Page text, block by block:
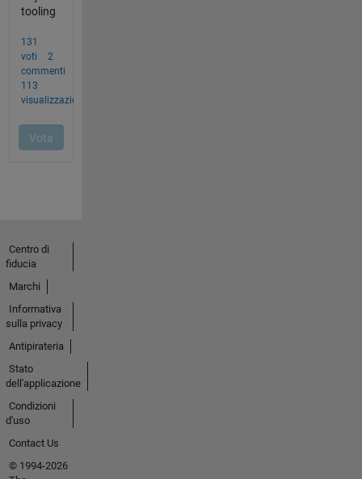
Centro di
fiducia
Marchi
Informativa
sulla privacy
Antipirateria
Stato
dell'applicazione
Condizioni
d'uso
Contact Us
© 1994-2026